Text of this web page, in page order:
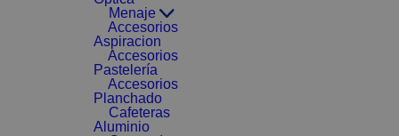
Menaje
Accesorios
Aspiracion
Accesorios
Pastelería
Accesorios
Planchado
Cafeteras
Aluminio